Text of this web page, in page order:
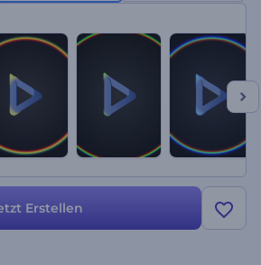
Beginnen Sie jetzt mit der Erstellung!
Erstellen